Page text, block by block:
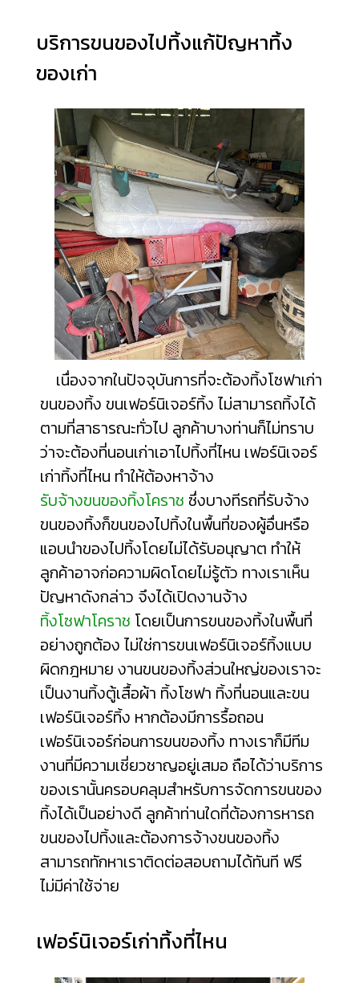
บริการขนของไปทิ้งแก้ปัญหาทิ้ง
ของเก่า
เนื่องจากในปัจจุบันการที่จะต้องทิ้งโซฟาเก่า
ขนของทิ้ง ขนเฟอร์นิเจอร์ทิ้ง ไม่สามารถทิ้งได้
ตามที่สาธารณะทั่วไป ลูกค้าบางท่านก็ไม่ทราบ
ว่าจะต้องที่นอนเก่าเอาไปทิ้งที่ไหน เฟอร์นิเจอร์
เก่าทิ้งที่ไหน ทำให้ต้องหาจ้าง
รับจ้างขนของทิ้งโคราช ซึ่งบางทีรถที่รับจ้าง
ขนของทิ้งก็ขนของไปทิ้งในพื้นที่ของผู้อื่นหรือ
แอบนำของไปทิ้งโดยไม่ได้รับอนุญาต ทำให้
ลูกค้าอาจก่อความผิดโดยไม่รู้ตัว ทางเราเห็น
ปัญหาดังกล่าว จึงได้เปิดงานจ้าง
ทิ้งโซฟาโคราช โดยเป็นการขนของทิ้งในพื้นที่
อย่างถูกต้อง ไม่ใช่การขนเฟอร์นิเจอร์ทิ้งแบบ
ผิดกฎหมาย งานขนของทิ้งส่วนใหญ่ของเราจะ
เป็นงานทิ้งตู้เสื้อผ้า ทิ้งโซฟา ทิ้งที่นอนและขน
เฟอร์นิเจอร์ทิ้ง หากต้องมีการรื้อถอน
เฟอร์นิเจอร์ก่อนการขนของทิ้ง ทางเราก็มีทีม
งานที่มีความเชี่ยวชาญอยู่เสมอ ถือได้ว่าบริการ
ของเรานั้นครอบคลุมสำหรับการจัดการขนของ
ทิ้งได้เป็นอย่างดี ลูกค้าท่านใดที่ต้องการหารถ
ขนของไปทิ้งและต้องการจ้างขนของทิ้ง
สามารถทักหาเราติดต่อสอบถามได้ทันที ฟรี
ไม่มีค่าใช้จ่าย
เฟอร์นิเจอร์เก่าทิ้งที่ไหน